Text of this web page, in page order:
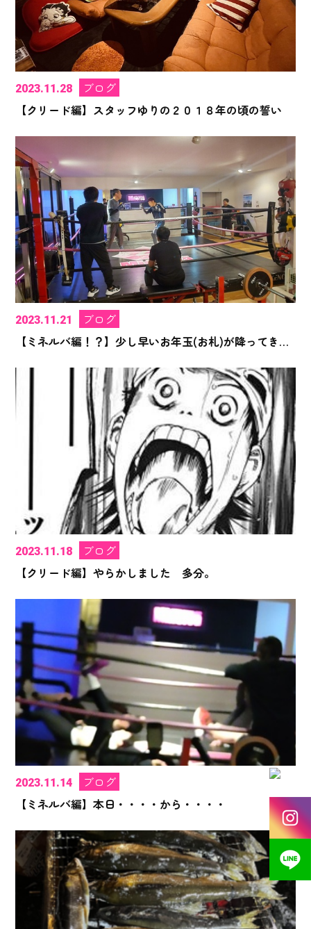
2023.11.28
ブログ
【クリード編】スタッフゆりの２０１８年の頃の誓い
2023.11.21
ブログ
【ミネルバ編！？】少し早いお年玉(お札)が降ってきました！
2023.11.18
ブログ
【クリード編】やらかしました 多分。
2023.11.14
ブログ
【ミネルバ編】本日・・・・から・・・・